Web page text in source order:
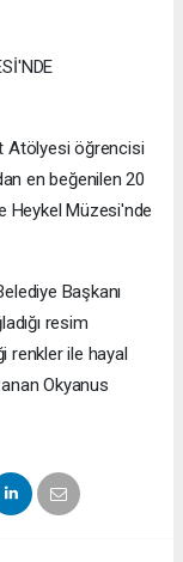
Atölyesi öğrencisi
en beğenilen 20
Heykel Müzesi'nde
Başkanı
resim
renkler ile hayal
Okyanus